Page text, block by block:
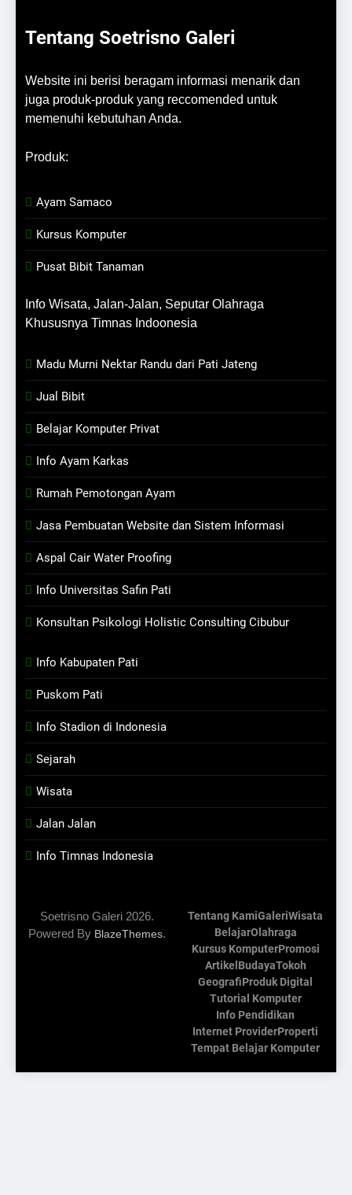
Tentang Soetrisno Galeri
Website ini berisi beragam informasi menarik dan
juga produk-produk yang reccomended untuk
memenuhi kebutuhan Anda.
Produk:
Ayam Samaco
Kursus Komputer
Pusat Bibit Tanaman
Info Wisata, Jalan-Jalan, Seputar Olahraga
Khususnya Timnas Indoonesia
Madu Murni Nektar Randu dari Pati Jateng
Jual Bibit
Belajar Komputer Privat
Info Ayam Karkas
Rumah Pemotongan Ayam
Jasa Pembuatan Website dan Sistem Informasi
Aspal Cair Water Proofing
Info Universitas Safin Pati
Konsultan Psikologi Holistic Consulting Cibubur
Info Kabupaten Pati
Puskom Pati
Info Stadion di Indonesia
Sejarah
Wisata
Jalan Jalan
Info Timnas Indonesia
Soetrisno Galeri 2026.
Powered By BlazeThemes.
Tentang KamiGaleriWisata
BelajarOlahraga
Kursus KomputerPromosi
Artikel BudayaTokoh
GeografiProduk Digital
Tutorial Komputer
Info Pendidikan
Internet ProviderProperti
Tempat Belajar Komputer